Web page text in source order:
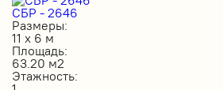
СБР - 2646
Размеры:
11 х 6 м
Площадь:
63.20 м2
Этажность: